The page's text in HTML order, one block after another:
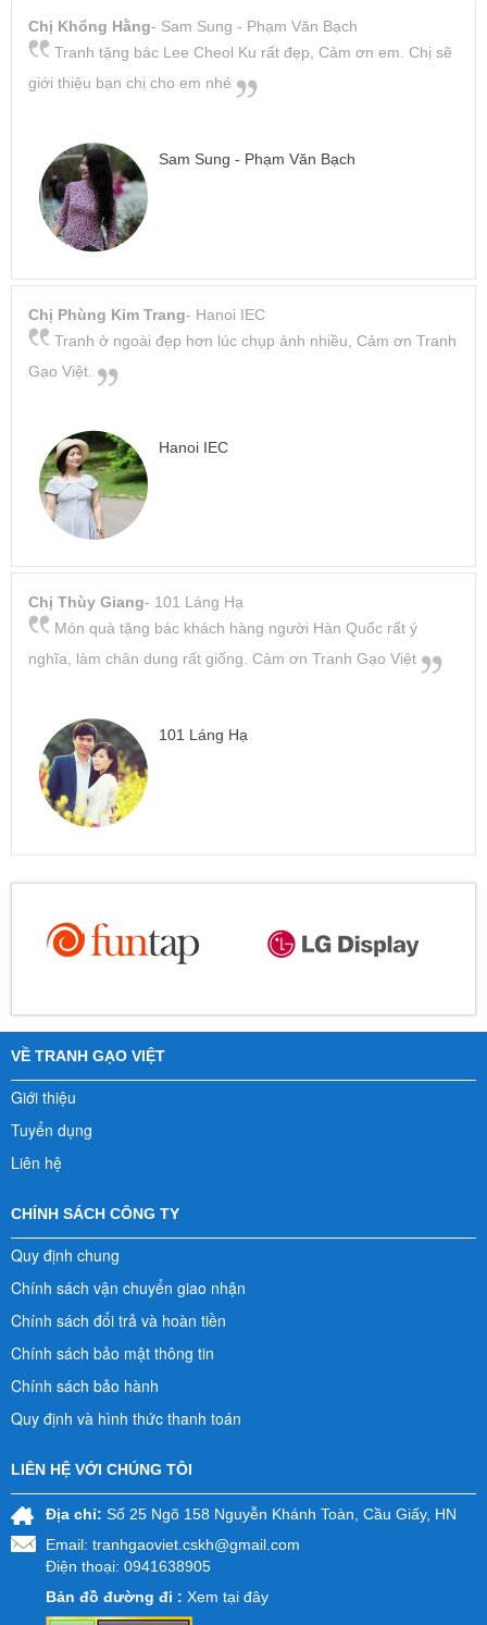
Chị Khổng Hằng- Sam Sung - Phạm Văn Bạch
Tranh tặng bác Lee Cheol Ku rất đẹp, Cảm ơn em. Chị sẽ
giới thiệu bạn chị cho em nhé
Sam Sung - Phạm Văn Bạch
Chị Phùng Kim Trang- Hanoi IEC
Tranh ở ngoài đẹp hơn lúc chụp ảnh nhiều, Cảm ơn Tranh
Gạo Việt.
Hanoi IEC
Chị Thùy Giang- 101 Láng Hạ
Món quà tặng bác khách hàng người Hàn Quốc rất ý
nghĩa, làm chân dung rất giống. Cảm ơn Tranh Gạo Việt
101 Láng Hạ
VỀ TRANH GẠO VIỆT
Giới thiệu
Tuyển dụng
Liên hệ
CHÍNH SÁCH CÔNG TY
Quy định chung
Chính sách vận chuyển giao nhận
Chính sách đổi trả và hoàn tiền
Chính sách bảo mật thông tin
Chính sách bảo hành
Quy định và hình thức thanh toán
LIÊN HỆ VỚI CHÚNG TÔI
Địa chỉ: Số 25 Ngõ 158 Nguyễn Khánh Toàn, Cầu Giấy, HN
Email: tranhgaoviet.cskh@gmail.com
Điện thoại: 0941638905
Bản đồ đường đi : Xem tại đây